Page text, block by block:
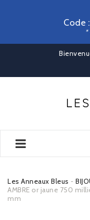
Code :
*
Les Anneaux Bleus
AMBRE or jaune 750
mm